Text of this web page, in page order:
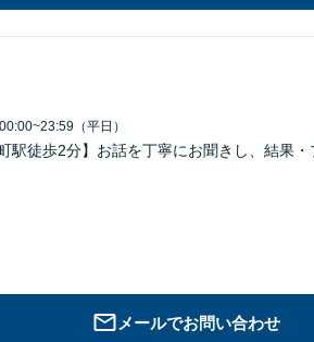
（平日）
駅徒歩2分】お話を丁寧にお聞きし、結果
メールでお問い合わせ